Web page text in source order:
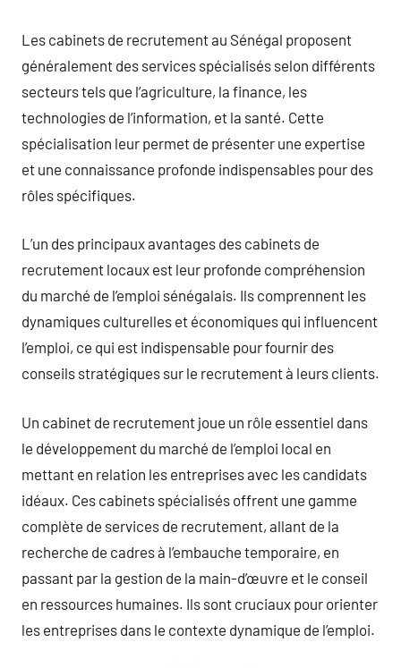
Les cabinets de recrutement au Sénégal proposent
généralement des services spécialisés selon différents
secteurs tels que l’agriculture, la finance, les
technologies de l’information, et la santé. Cette
spécialisation leur permet de présenter une expertise
et une connaissance profonde indispensables pour des
rôles spécifiques.
L’un des principaux avantages des cabinets de
recrutement locaux est leur profonde compréhension
du marché de l’emploi sénégalais. Ils comprennent les
dynamiques culturelles et économiques qui influencent
l’emploi, ce qui est indispensable pour fournir des
conseils stratégiques sur le recrutement à leurs clients.
Un cabinet de recrutement joue un rôle essentiel dans
le développement du marché de l’emploi local en
mettant en relation les entreprises avec les candidats
idéaux. Ces cabinets spécialisés offrent une gamme
complète de services de recrutement, allant de la
recherche de cadres à l’embauche temporaire, en
passant par la gestion de la main-d’œuvre et le conseil
en ressources humaines. Ils sont cruciaux pour orienter
les entreprises dans le contexte dynamique de l’emploi.